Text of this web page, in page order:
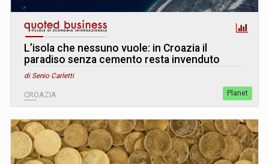
L’isola che nessuno vuole: in Croazia il
paradiso senza cemento resta invenduto
di Senio Carletti
CROAZIA Planet